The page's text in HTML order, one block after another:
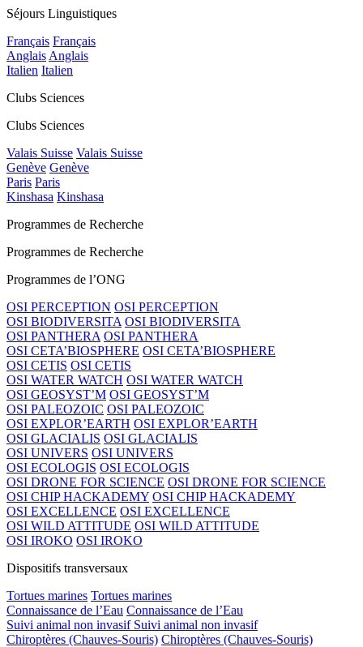
Séjours Linguistiques
Français Français
Anglais Anglais
Italien Italien
Clubs Sciences
Clubs Sciences
Valais Suisse Valais Suisse
Genève Genève
Paris Paris
Kinshasa Kinshasa
Programmes de Recherche
Programmes de Recherche
Programmes de l’ONG
OSI PERCEPTION OSI PERCEPTION
OSI BIODIVERSITA OSI BIODIVERSITA
OSI PANTHERA OSI PANTHERA
OSI CETA’BIOSPHERE OSI CETA’BIOSPHERE
OSI CETIS OSI CETIS
OSI WATER WATCH OSI WATER WATCH
OSI GEOSYST’M OSI GEOSYST’M
OSI PALEOZOIC OSI PALEOZOIC
OSI EXPLOR’EARTH OSI EXPLOR’EARTH
OSI GLACIALIS OSI GLACIALIS
OSI UNIVERS OSI UNIVERS
OSI ECOLOGIS OSI ECOLOGIS
OSI DRONE FOR SCIENCE OSI DRONE FOR SCIENCE
OSI CHIP HACKADEMY OSI CHIP HACKADEMY
OSI EXCELLENCE OSI EXCELLENCE
OSI WILD ATTITUDE OSI WILD ATTITUDE
OSI IROKO OSI IROKO
Dispositifs transversaux
Tortues marines Tortues marines
Connaissance de l’Eau Connaissance de l’Eau
Suivi animal non invasif Suivi animal non invasif
Chiroptères (Chauves-Souris) Chiroptères (Chauves-Souris)